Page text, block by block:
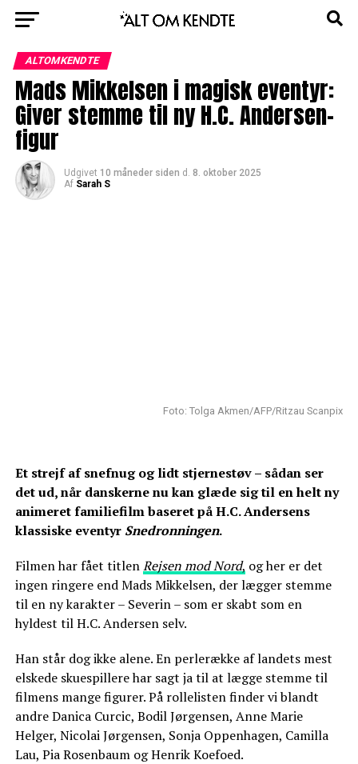
ALTOMKENDTE
Mads Mikkelsen i magisk eventyr:
Giver stemme til ny H.C. Andersen-
figur
Udgivet 10 måneder siden d. 8. oktober 2025
Af Sarah S
Foto: Tolga Akmen/AFP/Ritzau Scanpix
Et strejf af snefnug og lidt stjernestøv – sådan ser
det ud, når danskerne nu kan glæde sig til en helt ny
animeret familiefilm baseret på H.C. Andersens
klassiske eventyr Snedronningen.
Filmen har fået titlenRejsen mod Nord, og her er det
ingen ringere end Mads Mikkelsen, der lægger stemme
til en ny karakter – Severin – som er skabt som en
hyldest til H.C. Andersen selv.
Han står dog ikke alene. En perlerække af landets mest
elskede skuespillere har sagt ja til at lægge stemme til
filmens mange figurer. På rollelisten finder vi blandt
andre Danica Curcic, Bodil Jørgensen, Anne Marie
Helger, Nicolai Jørgensen, Sonja Oppenhagen, Camilla
Lau, Pia Rosenbaum og Henrik Koefoed.